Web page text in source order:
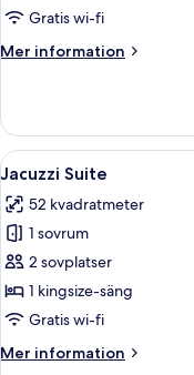
Gratis wi-fi
Mer information
Mer
Sky
Suite
Öppna
alla
foton
för
Jacuzzi
Suite
7
Jacuzzi Suite
52 kvadratmeter
1 sovrum
2 sovplatser
1 kingsize-säng
Gratis wi-fi
Mer information
Mer